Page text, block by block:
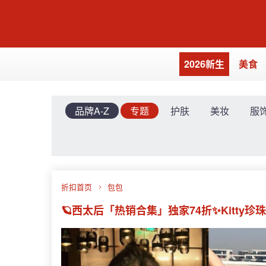
2026新生 美食
品牌A-Z 专题 护肤 美妆 服
折扣首页 包包
🪐西太后「热销合集」独家74折✨Kitty珍